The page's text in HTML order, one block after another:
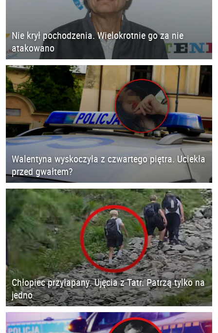
Nie krył pochodzenia. Wielokrotnie go za nie
atakowano
Walentyna wyskoczyła z czwartego piętra. Uciekła
przed gwałtem?
Chłopiec przyłapany. Ujęcia z Tatr. Patrzą tylko na
jedno